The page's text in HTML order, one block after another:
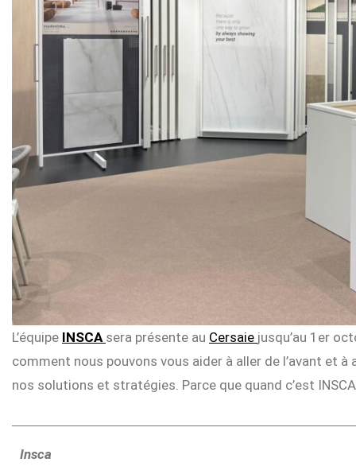
L’équipe INSCA sera présente au Cersaie jusqu’au 1er
comment nous pouvons vous aider à aller de l’avant et
nos solutions et stratégies. Parce que quand c’est
Insca